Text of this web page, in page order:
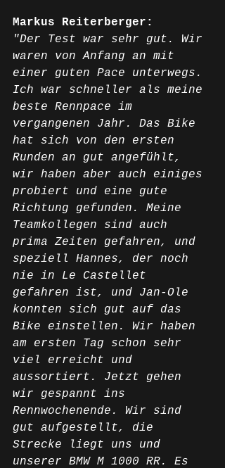
Markus Reiterberger:
"Der Test war sehr gut. Wir
waren von Anfang an mit
einer guten Pace unterwegs.
Ich war schneller als meine
beste Rennpace im
vergangenen Jahr. Das Bike
hat sich von den ersten
Runden an gut angefühlt,
wir haben aber auch einiges
probiert und eine gute
Richtung gefunden. Meine
Teamkollegen sind auch
prima Zeiten gefahren, und
speziell Hannes, der noch
nie in Le Castellet
gefahren ist, und Jan-Ole
konnten sich gut auf das
Bike einstellen. Wir haben
am ersten Tag schon sehr
viel erreicht und
aussortiert. Jetzt gehen
wir gespannt ins
Rennwochenende. Wir sind
gut aufgestellt, die
Strecke liegt uns und
unserer BMW M 1000 RR. Es